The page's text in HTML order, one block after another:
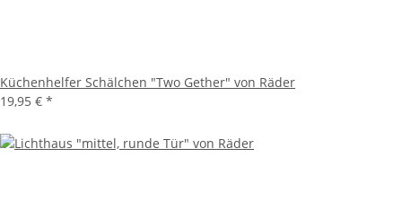
Küchenhelfer Schälchen "Two Gether" von Räder
19,95 € *